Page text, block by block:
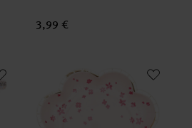
3,99 €
Pappteller Blume Blüten rosa